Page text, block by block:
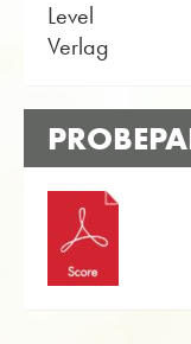
Level
Verlag